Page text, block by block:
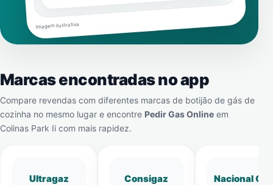
Imagem ilustrativa
Marcas encontradas no app
Compare revendas com diferentes marcas de botijão de gás de
cozinha no mesmo lugar e encontre Pedir Gas Online em
Colinas Park Ii com mais rapidez.
Ultragaz Consigaz Nacional Gás